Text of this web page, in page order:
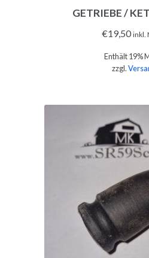
GETRIEBE /
€19,50 inkl.
Enthält 19%
zzgl.